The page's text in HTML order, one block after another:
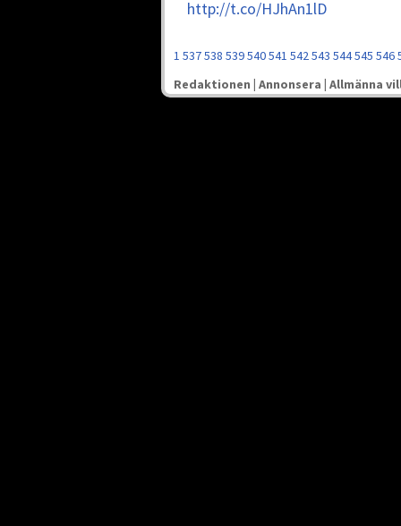
http://t.co/HJhAn1lD
1 537538 539540541 542543 544545 546
Redaktionen | Annonsera | Allmänna